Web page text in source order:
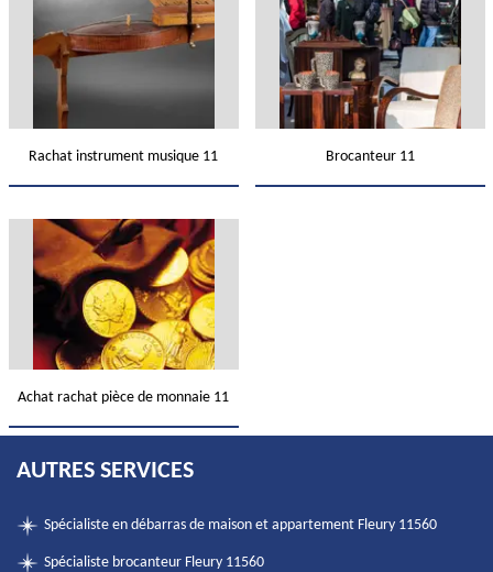
Rachat instrument musique 11 Brocanteur 11
Achat rachat pièce de monnaie 11
AUTRES SERVICES
Spécialiste en débarras de maison et appartement Fleury 11560
Spécialiste brocanteur Fleury 11560